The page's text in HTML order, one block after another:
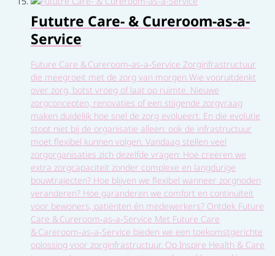
Fututre Care- & Cureroom-as-a-
Service
Future Care & Cureroom‑as‑a‑Service Zorginfrastructuur
die meegroeit met de zorg van morgen Wie vooruitdenkt
over zorg, botst vroeg of laat op ruimte. Nieuwe
zorgconcepten, renovaties of een stijgende zorgvraag
maken duidelijk hoe snel de zorg evolueert. En die evolutie
stopt niet bij de organisatie alleen: ook de infrastructuur
moet flexibel kunnen volgen. Vandaag stellen veel
zorgorganisaties zich dezelfde vragen: Hoe creëren we
extra zorgcapaciteit zonder complexe en langdurige
bouwtrajecten? Hoe blijven we flexibel wanneer zorgnoden
veranderen? Hoe garanderen we comfort en continuïteit
voor bewoners, patiënten én medewerkers? Ontdek Future
Care & Cureroom‑as‑a‑Service Met Future Care
& Careroom‑as‑a‑Service bieden we een toekomstgerichte
oplossing voor zorginfrastructuur. Op Inspire Health & Care